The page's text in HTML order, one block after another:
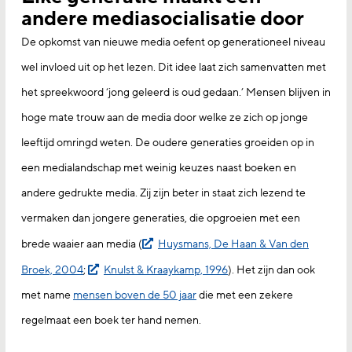
andere mediasocialisatie door
De opkomst van nieuwe media oefent op generationeel niveau
wel invloed uit op het lezen. Dit idee laat zich samenvatten met
het spreekwoord ‘jong geleerd is oud gedaan.’ Mensen blijven in
hoge mate trouw aan de media door welke ze zich op jonge
leeftijd omringd weten. De oudere generaties groeiden op in
een medialandschap met weinig keuzes naast boeken en
andere gedrukte media. Zij zijn beter in staat zich lezend te
vermaken dan jongere generaties, die opgroeien met een
brede waaier aan media (
Huysmans, De Haan & Van den
Broek, 2004; Knulst & Kraaykamp, 1996). Het zijn dan ook
met name mensen boven de 50 jaardie met een zekere
regelmaat een boek ter hand nemen.